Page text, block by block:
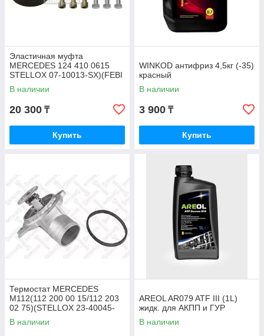
Эластичная муфта
MERCEDES 124 410 0615
STELLOX 07-10013-SX)(FEBI
1975)
В наличии
20 300 ₸
Купить
WINKOD антифриз 4,5кг (-35)
красный
В наличии
3 900 ₸
Купить
Термостат MERCEDES
M112(112 200 00 15/112 203
02 75)(STELLOX 23-40045-
SX)
В наличии
AREOL AR079 ATF III (1L)
жидк. для АКПП и ГУР
В наличии